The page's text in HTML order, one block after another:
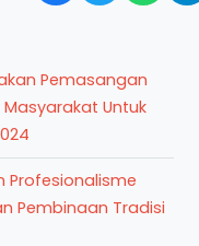
Pemasangan
Untuk
Profesionalisme
Pembinaan Tradisi